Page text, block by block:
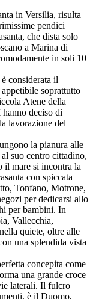
in Versilia, risulta
pendici
che dista solo
a Marina di
in soli 10
considerata il
soprattutto
Atene della
deciso di
lavorazione del
la pianura alle
suo centro cittadino,
il mare si incontra la
con spiccata
Tonfano, Motrone,
per dedicarsi allo
per bambini. In
Vallecchia,
quiete, oltre alle
una splendida vista
concepita come
una grande croce
laterali. Il fulcro
è il Duomo,